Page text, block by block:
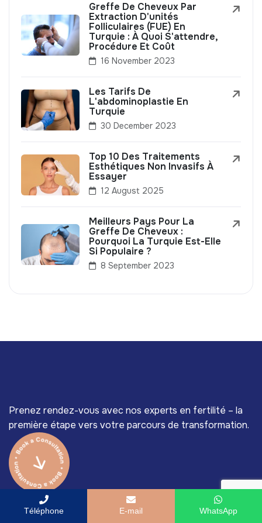
Greffe De Cheveux Par
Extraction D'unités
Folliculaires (FUE) En
Turquie : À Quoi S'attendre,
Procédure Et Coût
16 November 2023
Les Tarifs De
L'abdominoplastie En
Turquie
30 December 2023
Top 10 Des Traitements
Esthétiques Non Invasifs À
Essayer
12 August 2025
Meilleurs Pays Pour La
Greffe De Cheveux :
Pourquoi La Turquie Est-Elle
Si Populaire ?
8 September 2023
Prenez rendez-vous avec nos experts en fertilité – la
première étape vers votre parcours de transformation.
Téléphone E-mail WhatsApp